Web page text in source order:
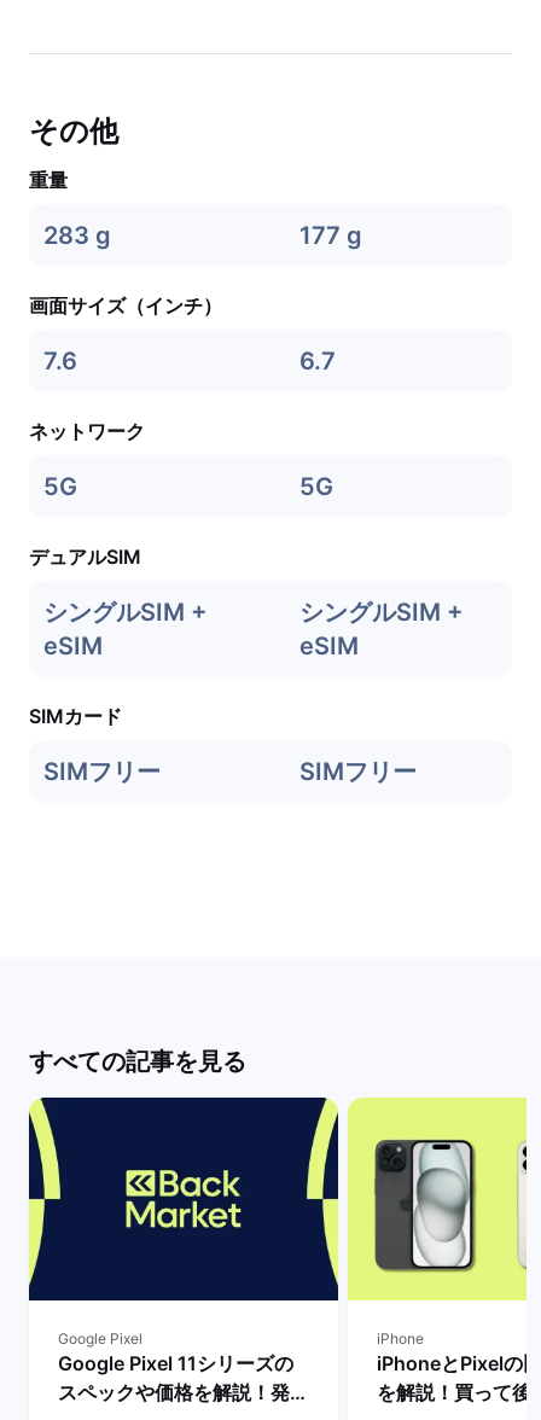
その他
重量
283 g 177 g
画面サイズ（インチ）
7.6 6.7
ネットワーク
5G 5G
デュアルSIM
シングルSIM +
eSIM
シングルSIM +
eSIM
SIMカード
SIMフリー SIMフリー
すべての記事を見る
Google Pixel
Google Pixel 11シリーズの
スペックや価格を解説！発売
iPhone
iPhoneとPixelの
を解説！買って後